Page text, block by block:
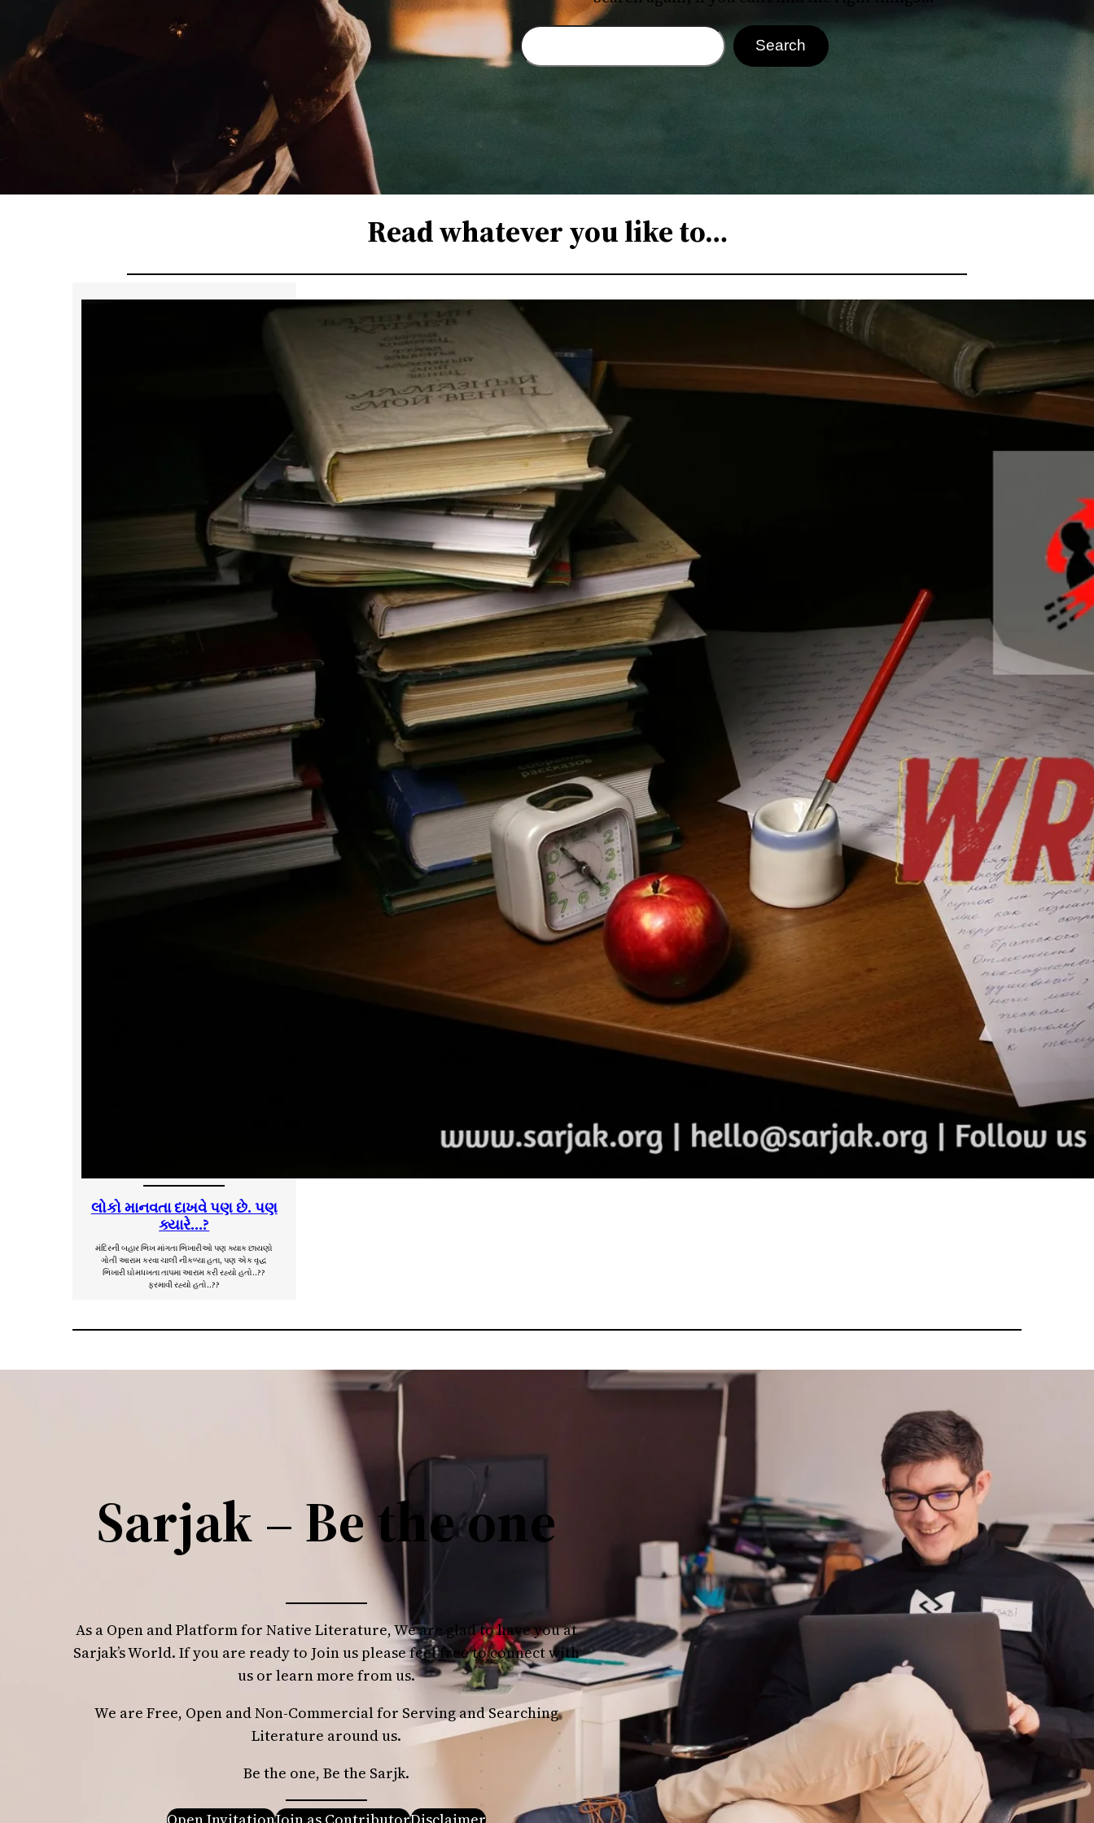
S
e
Search
Read whatever you like to…
લોકો માનવતા દાખવે પણ છે. પણ
ક્યારે…?
મંદિરની બહાર ભિખ માંગતા ભિખારીઓ પણ ક્યાક છાયણો
ગોતી આરામ કરવા ચાલી નીકળ્યા હતા, પણ એક વૃદ્ધ
ભિખારી ઘોમધખતા તાપમા આરામ કરી રહ્યો હતો..??
ફરમાવી રહ્યો હતો..??
Sarjak – Be the one
As a Open and Platform for Native Literature, We are glad to have you at
Sarjak’s World. If you are ready to Join us please feel free to connect with
us or learn more from us.
We are Free, Open and Non-Commercial for Serving and Searching
Literature around us.
Be the one, Be the Sarjk.